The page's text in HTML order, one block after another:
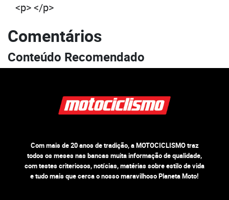
<p> </p>
Comentários
Conteúdo Recomendado
Com mais de 20 anos de tradição, a MOTOCICLISMO traz
todos os meses nas bancas muita informação de qualidade,
com testes criteriosos, notícias, matérias sobre estilo de vida
e tudo mais que cerca o nosso maravilhoso Planeta Moto!